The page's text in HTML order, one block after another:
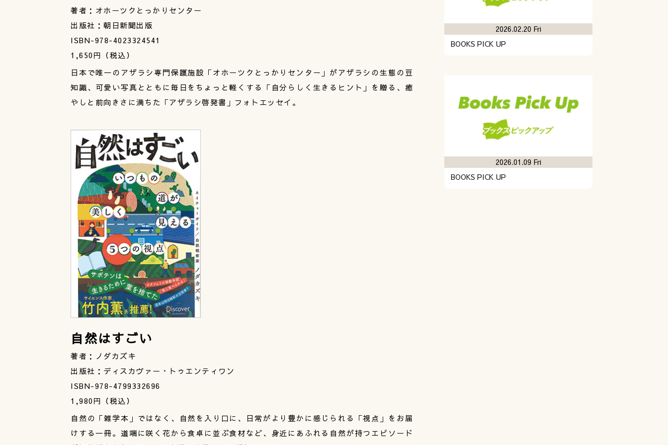
著者：オホーツクとっかりセンター
出版社：朝日新聞出版
ISBN-978-4023324541
1,650円（税込）
日本で唯一のアザラシ専門保護施設「オホーツクとっかりセンター」がアザラシの生態の豆
知識、可愛い写真とともに毎日をちょっと軽くする「自分らしく生きるヒント」を贈る、癒
やしと前向きさに満ちた「アザラシ啓発書」フォトエッセイ。
自然はすごい
著者：ノダカズキ
出版社：ディスカヴァー・トゥエンティワン
ISBN-978-4799332696
1,980円（税込）
自然の「雑学本」ではなく、自然を入り口に、日常がより豊かに感じられる「視点」をお届
けする一冊。道端に咲く花から食卓に並ぶ食材など、身近にあふれる自然が持つエピソード
BOOKS PICK UP
2026.02.20 Fri
BOOKS PICK UP
2026.01.09 Fri